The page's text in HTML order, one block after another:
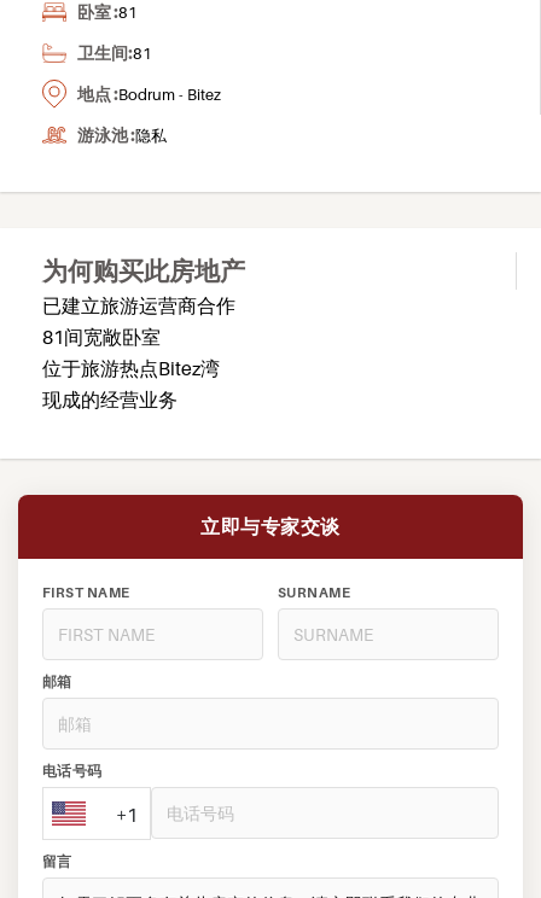
卧室 :81
卫生间:81
地点 :Bodrum - Bitez
游泳池 :隐私
为何购买此房地产
已建立旅游运营商合作
81间宽敞卧室
位于旅游热点Bitez湾
现成的经营业务
立即与专家交谈
FIRST NAME SURNAME
邮箱
电话号码
+1
留言